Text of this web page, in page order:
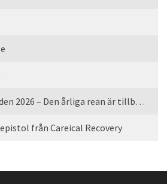
Games Made in Sweden 2026 – Den årliga rean är tillbaka
från Careical Recovery